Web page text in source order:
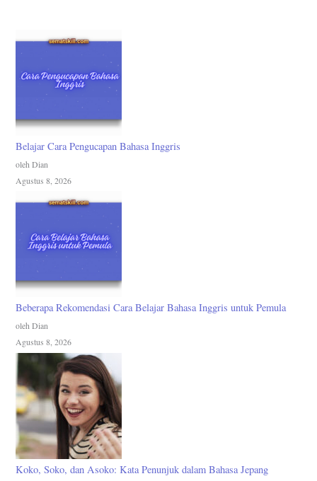
Belajar Cara Pengucapan Bahasa Inggris
oleh Dian
Agustus 8, 2026
Beberapa Rekomendasi Cara Belajar Bahasa Inggris untuk Pemula
oleh Dian
Agustus 8, 2026
Koko, Soko, dan Asoko: Kata Penunjuk dalam Bahasa Jepang